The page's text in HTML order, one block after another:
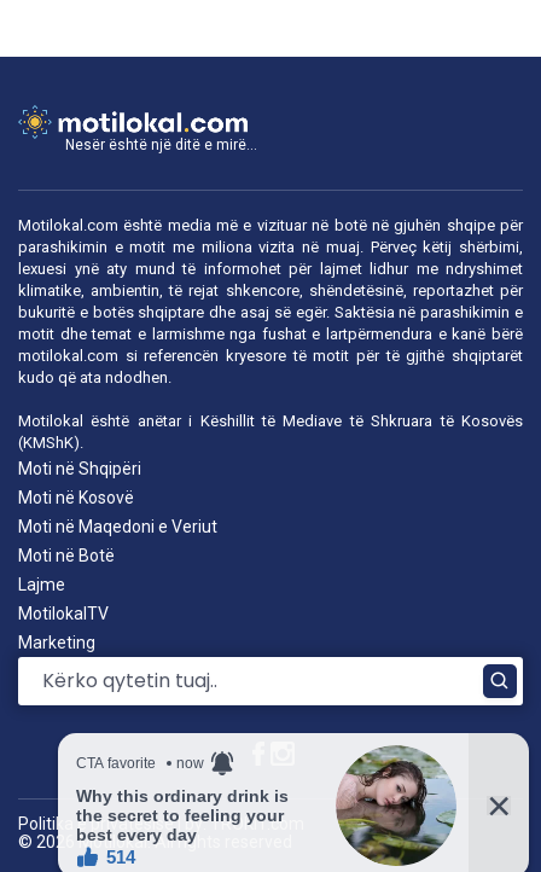
Nesër është një ditë e mirë...
Motilokal.com është media më e vizituar në botë në gjuhën shqipe për
parashikimin e motit me miliona vizita në muaj. Përveç këtij shërbimi,
lexuesi ynë aty mund të informohet për lajmet lidhur me ndryshimet
klimatike, ambientin, të rejat shkencore, shëndetësinë, reportazhet për
bukuritë e botës shqiptare dhe asaj së egër. Saktësia në parashikimin e
motit dhe temat e larmishme nga fushat e lartpërmendura e kanë bërë
motilokal.com si referencën kryesore të motit për të gjithë shqiptarët
kudo që ata ndodhen.
Motilokal është anëtar i Këshillit të Mediave të Shkruara të Kosovës
(KMShK).
Moti në Shqipëri
Moti në Kosovë
Moti në Maqedoni e Veriut
Moti në Botë
Lajme
MotilokalTV
Marketing
© 2026 Motilokal. All rights reserved
Politika e privatësisë| by: TROKIT.com